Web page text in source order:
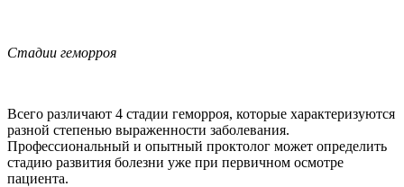
Стадии геморроя
Всего различают 4 стадии геморроя, которые характеризуются
разной степенью выраженности заболевания.
Профессиональный и опытный проктолог может определить
стадию развития болезни уже при первичном осмотре
пациента.